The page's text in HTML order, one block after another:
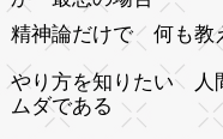
精神論だけで 何も教
やり方を知りたい
ムダである